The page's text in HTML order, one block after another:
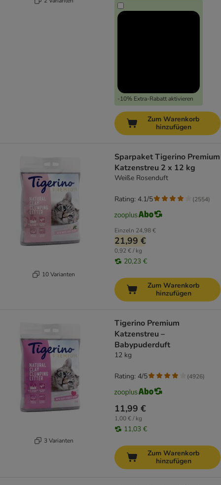
-10% Extra-Rabatt aktivieren
Zum Warenkorb
hinzufügen
10 Varianten
Sparpaket Tigerino Premium
Katzenstreu 2 x 12 kg
Weiße Rosenduft
Einzeln 24,98 €
21,99 €
0,92 € / kg
20,23 €
Rating: 4.1/5 (2554)
Zum Warenkorb
hinzufügen
3 Varianten
Tigerino Premium
Katzenstreu –
Babypuderduft
12 kg
11,99 €
1,00 € / kg
11,03 €
Rating: 4/5 (4926)
Zum Warenkorb
hinzufügen